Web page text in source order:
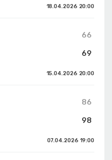
18.04.2026 20:00
66
69
15.04.2026 20:00
86
98
07.04.2026 19:00